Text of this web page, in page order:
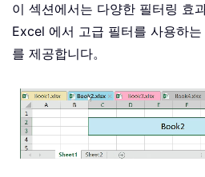
이 섹션에서는 다양한 필터링 효
Excel 에서 고급 필터를 사용하
를 제공합니다。